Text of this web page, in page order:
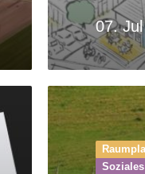
07.